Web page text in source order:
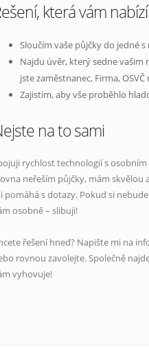
která vám
Sloučím vaše půjčky do jedné
Najdu úvěr, který sedne vašim
jste zaměstnanec, Firma,
Zajistím, aby vše proběhlo
na to sami
rychlost technologií s
neřeším půjčky, mám skvělou
pomáhá s dotazy. Pokud si
osobně – slibuji!
řešení hned? Napište mi na
rovnou zavolejte. Společně
vyhovuje!